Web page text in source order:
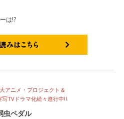
は!?
アニメ・プロジェクト＆
写TVドラマ化続々進行中!!
虫ペダル